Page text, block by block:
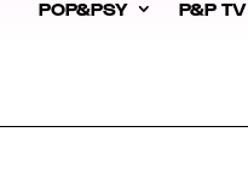
POP&PSY P&P TV